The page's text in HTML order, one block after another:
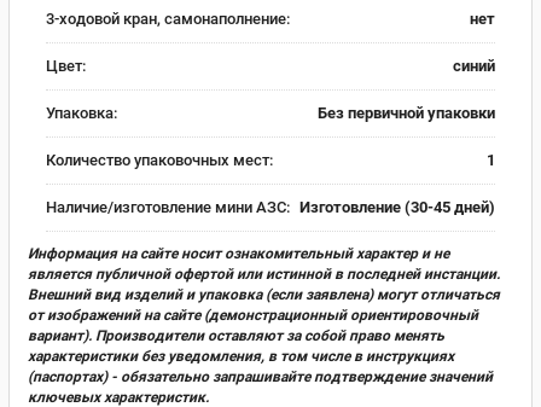
3-ходовой кран, самонаполнение: нет
Цвет: синий
Упаковка: Без первичной упаковки
Количество упаковочных мест: 1
Наличие/изготовление мини АЗС: Изготовление (30-45 дней)
Информация на сайте носит ознакомительный характер и не
является публичной офертой или истинной в последней инстанции.
Внешний вид изделий и упаковка (если заявлена) могут отличаться
от изображений на сайте (демонстрационный ориентировочный
вариант). Производители оставляют за собой право менять
характеристики без уведомления, в том числе в инструкциях
(паспортах) - обязательно запрашивайте подтверждение значений
ключевых характеристик.